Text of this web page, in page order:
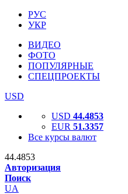
РУС
УКР
ВИДЕО
ФОТО
ПОПУЛЯРНЫЕ
СПЕЦПРОЕКТЫ
USD
USD 44.4853
EUR 51.3357
Все курсы валют
44.4853
Авторизация
Поиск
UA